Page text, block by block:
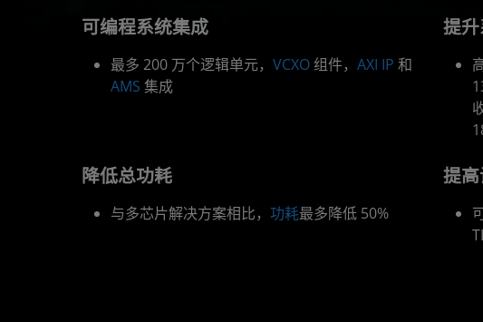
可编程系统集成
最多 200 万个逻辑单元， VCXO 组件， AXI IP 和
AMS 集成
提
降低总功耗
与多芯片解决方案相比， 功耗最多降低 50%
提